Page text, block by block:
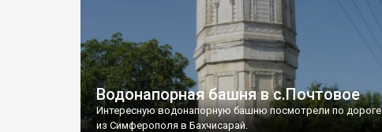
Водонапорная башня в с.Почтовое
Интересную водонапорную башню посмотрели по дороге
из Симферополя в Бахчисарай.